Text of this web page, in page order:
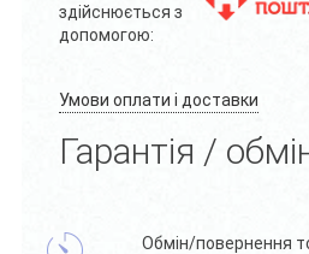
здійснюється з
допомогою:
Умови оплати і доставки
Гарантія /
Обмін/повернення